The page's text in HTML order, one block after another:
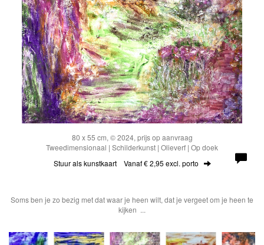
80 x 55 cm, © 2024, prijs op aanvraag
Tweedimensionaal | Schilderkunst | Olieverf | Op doek
Stuur als kunstkaart Vanaf € 2,95 excl. porto
Soms ben je zo bezig met dat waar je heen wilt, dat je vergeet om je heen te
kijken ...